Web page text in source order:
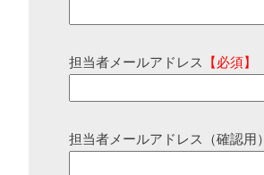
担当者メールアドレス 【必須】
担当者メールアドレス（確認用）